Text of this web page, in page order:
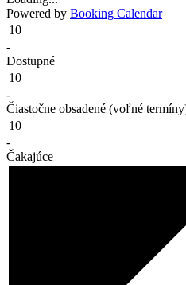
Powered by Booking Calendar
10
-
Dostupné
10
-
Čiastočne obsadené (voľné
10
-
Čakajúce